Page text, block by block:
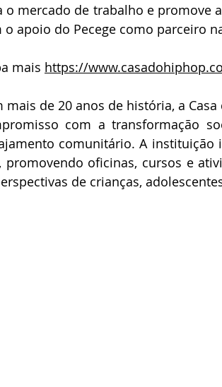
o mercado de trabalho e promove
o apoio do Pecege como parceiro
mais https://
mais de 20 anos de história, a
com a transformação
comunitário. A instituição
promovendo oficinas, cursos e
de crianças,